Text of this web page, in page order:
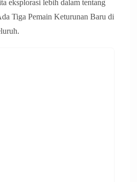
eksplorasi lebih dalam tentang
Tiga Pemain Keturunan Baru di